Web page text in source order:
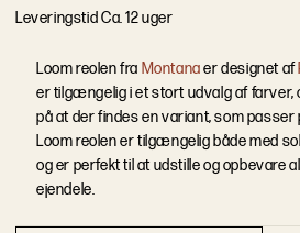
Leveringstid Ca. 12 uger
Loom reolen fra Montanaer designet af
er tilgængelig i et stort udvalg af farver,
på at der findes en variant, som passer
Loom reolen er tilgængelig både med
og er perfekt til at udstille og opbevare
ejendele.